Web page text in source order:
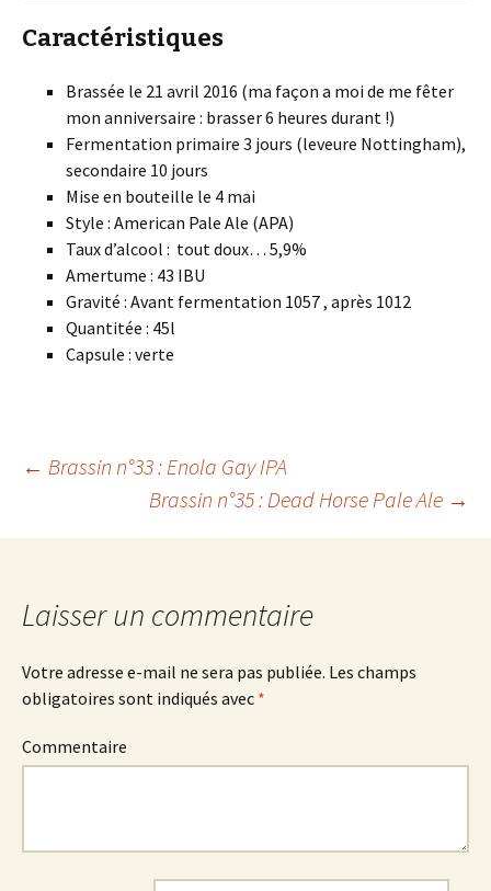
Caractéristiques
Brassée le 21 avril 2016 (ma façon a moi de me fêter
mon anniversaire : brasser 6 heures durant !)
Fermentation primaire 3 jours (leveure Nottingham),
secondaire 10 jours
Mise en bouteille le 4 mai
Style : American Pale Ale (APA)
Taux d’alcool : tout doux… 5,9%
Amertume : 43 IBU
Gravité : Avant fermentation 1057 , après 1012
Quantitée : 45l
Capsule : verte
Navigation
des
articles
← Brassin n°33 : Enola Gay IPA
Brassin n°35 : Dead Horse Pale Ale →
Laisser un commentaire
Votre adresse e-mail ne sera pas publiée. Les champs
obligatoires sont indiqués avec *
Commentaire